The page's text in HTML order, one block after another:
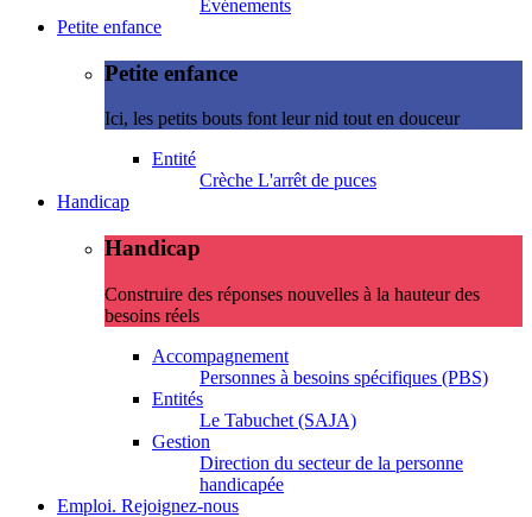
Evénements
Petite enfance
Petite enfance
Ici, les petits bouts font leur nid tout en douceur
Entité
Crèche L'arrêt de puces
Handicap
Handicap
Construire des réponses nouvelles à la hauteur des
besoins réels
Accompagnement
Personnes à besoins spécifiques (PBS)
Entités
Le Tabuchet (SAJA)
Gestion
Direction du secteur de la personne
handicapée
Emploi. Rejoignez-nous